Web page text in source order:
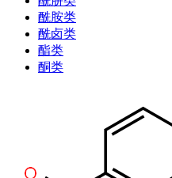
酰胺类
酰卤类
酯类
酮类